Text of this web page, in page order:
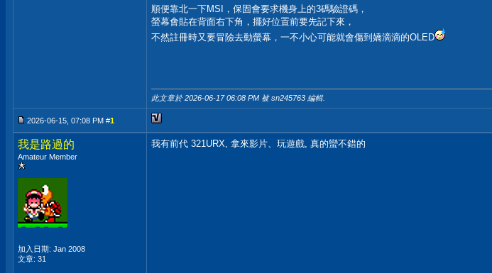
順便靠北一下MSI，保固會要求機身上的3碼驗證碼，
螢幕會貼在背面右下角，擺好位置前要先記下來，
不然註冊時又要冒險去動螢幕，一不小心可能就會傷到嬌滴滴的OLED
此文章於 2026-06-1706:08 PM 被 sn245763 編輯.
2026-06-15, 07:08 PM #1
我是路過的
Amateur Member
加入日期: Jan 2008
文章: 31
我有前代 321URX, 拿來影片、玩遊戲, 真的蠻不錯的